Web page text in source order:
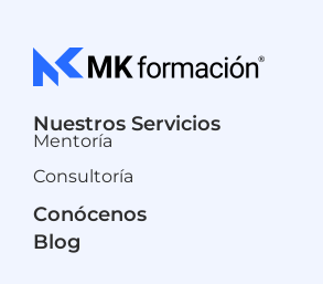
Nuestros Servicios
Mentoría
Consultoría
Conócenos
Blog